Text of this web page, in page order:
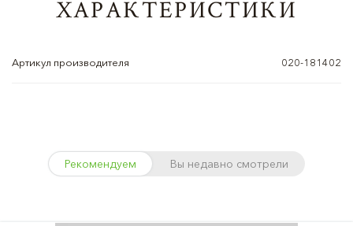
ХАРАКТЕРИСТИКИ
Артикул производителя 020-181402
Рекомендуем Вы недавно смотрели